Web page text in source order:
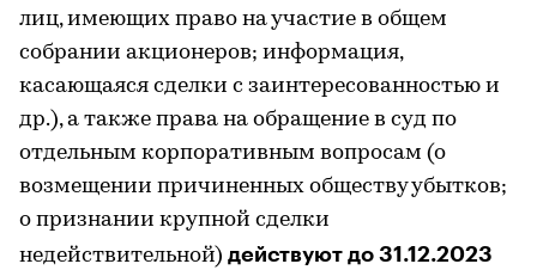
лиц, имеющих право на участие в общем
собрании акционеров; информация,
касающаяся сделки с заинтересованностью и
др.), а также права на обращение в суд по
отдельным корпоративным вопросам (о
возмещении причиненных обществу убытков;
о признании крупной сделки
недействительной) действуют до 31.12.2023